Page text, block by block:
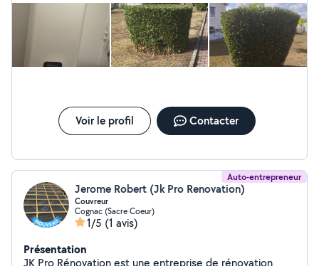
Voir le profil Contacter
Auto-entrepreneur
Jerome Robert (Jk Pro Renovation)
Couvreur
Cognac (Sacre Coeur)
1/5 (1 avis)
Présentation
JK Pro Rénovation est une entreprise de rénovation